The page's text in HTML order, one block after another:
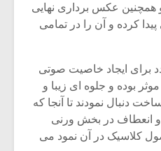
همچنین عکس برداری نهایی
کرده و آن را در تمامی
برای ایجاد خاصیت صوتی
بوده و جلوه ای زیبا و
دنبال نمودند تا آنجا که
و انعطاف در بخش ورنی
کلاسیک در آن نمود می